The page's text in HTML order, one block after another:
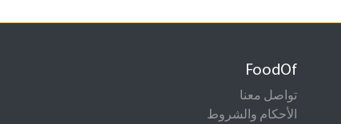
FoodOf
تواصل معنا
الأحكام والشروط